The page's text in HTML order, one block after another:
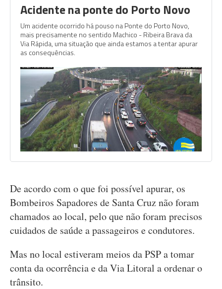
Acidente na ponte do Porto Novo
Um acidente ocorrido há pouso na Ponte do Porto Novo,
mais precisamente no sentido Machico - Ribeira Brava da
Via Rápida, uma situação que ainda estamos a tentar apurar
as consequências.
De acordo com o que foi possível apurar, os
Bombeiros Sapadores de Santa Cruz não foram
chamados ao local, pelo que não foram precisos
cuidados de saúde a passageiros e condutores.
Mas no local estiveram meios da PSP a tomar
conta da ocorrência e da Via Litoral a ordenar o
trânsito.